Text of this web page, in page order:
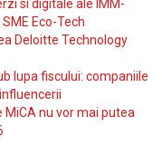
si digitale ale IMM-
Eco-Tech
Deloitte Technology
lupa fiscului: companiile
nu vor mai putea